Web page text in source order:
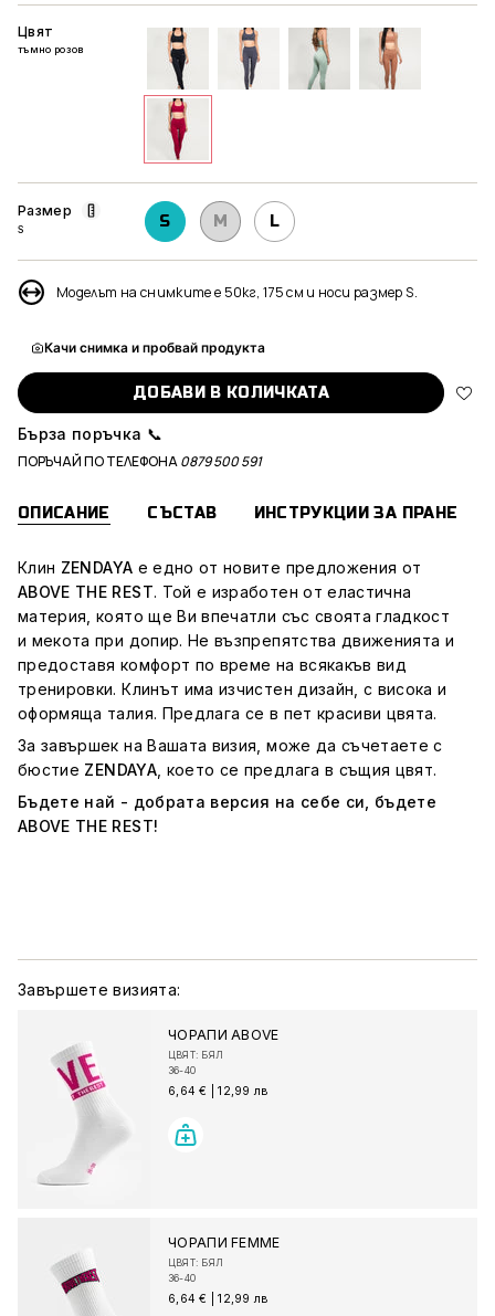
Цвят
тъмно розов
черен
тъмно-
розов
Размер
S S M L
Моделът на снимките е 50кг, 175 см и носи размер S.
Качи снимка и пробвай продукта
ДОБАВИ В КОЛИЧКАТА
Бърза поръчка 📞
ПОРЪЧАЙ ПО ТЕЛЕФОНА0879 500 591
ОПИСАНИЕ СЪСТАВ ИНСТРУКЦИИ ЗА ПРАНЕ
Клин ZENDAYA е едно от новите предложения от
ABOVE THE REST. Той e изработен от еластична
материя, която ще Ви впечатли със своята гладкост
и мекота при допир. Не възпрепятства движенията и
предоставя комфорт по време на всякакъв вид
тренировки. Клинът има изчистен дизайн, с висока и
оформяща талия. Предлага се в пет красиви цвята.
За завършек на Вашата визия, може да съчетаете с
бюстие ZENDAYA, което се предлага в същия цвят.
Бъдете най - добрата версия на себе си, бъдете
ABOVE THE REST!
Завършете визията:
ЧОРАПИ ABOVE
ЦВЯТ: БЯЛ
36-40
6,64 € 12,99 лв
ЧОРАПИ FEMME
ЦВЯТ: БЯЛ
36-40
6,64 €
12,99 лв